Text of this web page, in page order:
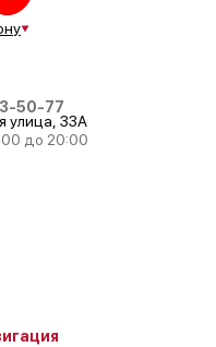
50-77
улица, 33А
до 20:00